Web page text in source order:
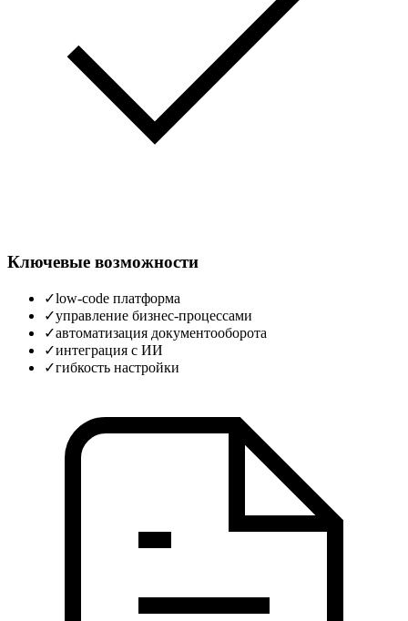
Ключевые возможности
✓low-code платформа
✓управление бизнес-процессами
✓автоматизация документооборота
✓интеграция с ИИ
✓гибкость настройки